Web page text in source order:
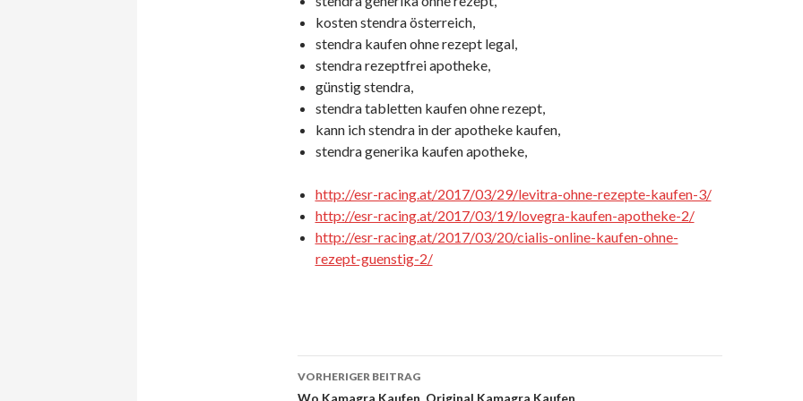
kosten stendra österreich,
stendra kaufen ohne rezept legal,
stendra rezeptfrei apotheke,
günstig stendra,
stendra tabletten kaufen ohne rezept,
kann ich stendra in der apotheke kaufen,
stendra generika kaufen apotheke,
http://esr-racing.at/2017/03/29/levitra-ohne-rezepte-kaufen-3/
http://esr-racing.at/2017/03/19/lovegra-kaufen-apotheke-2/
http://esr-racing.at/2017/03/20/cialis-online-kaufen-ohne-
rezept-guenstig-2/
VORHERIGER BEITRAG
Wo Kamagra Kaufen, Original Kamagra Kaufen